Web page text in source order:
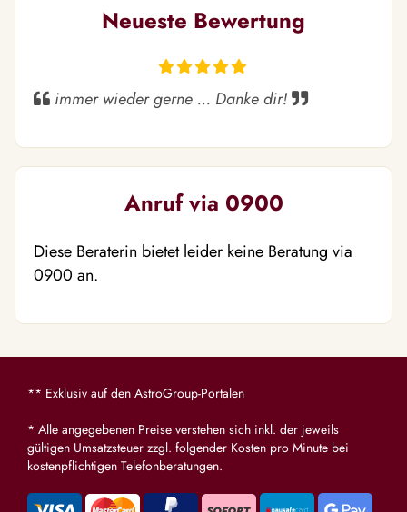
Neueste Bewertung
immer wieder gerne ... Danke dir!
Anruf via 0900
Diese Beraterin bietet leider keine Beratung via
0900 an.
** Exklusiv auf den AstroGroup-Portalen
* Alle angegebenen Preise verstehen sich inkl. der jeweils
gültigen Umsatzsteuer zzgl. folgender Kosten pro Minute bei
kostenpflichtigen Telefonberatungen.